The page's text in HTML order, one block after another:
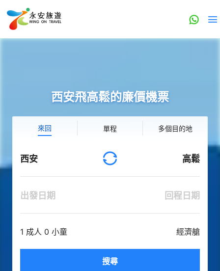
西安飛高鬆的廉價機票
來回 單程 多個目的地
西安 高鬆
出發日期 回程日期
1 成人 0 小童 經濟艙
搜尋